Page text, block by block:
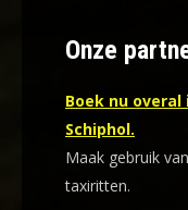
Onze
Boek nu
Schiphol.
Maak gebruik
taxiritten.